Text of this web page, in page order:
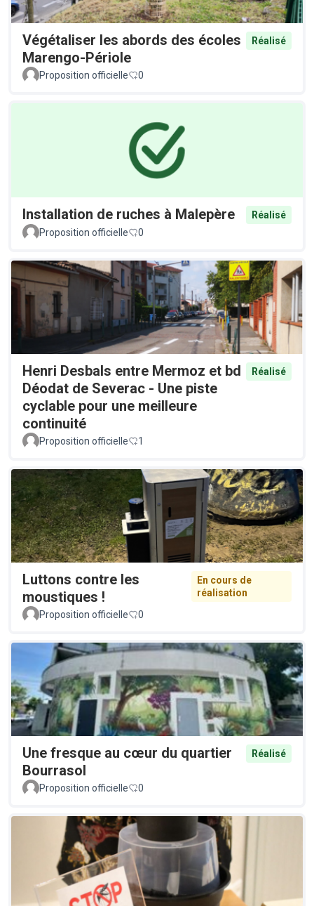
Végétaliser les abords des écoles
Marengo-Périole
Réalisé
Proposition officielle 0
Installation de ruches à Malepère
Réalisé
Proposition officielle
0
Henri Desbals entre Mermoz et bd
Déodat de Severac - Une piste
cyclable pour une meilleure
continuité
Réalisé
Proposition officielle 1
Luttons contre les
moustiques !
En cours de
réalisation
Proposition officielle
0
Une fresque au cœur du quartier
Bourrasol
Réalisé
Proposition officielle 0